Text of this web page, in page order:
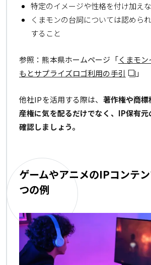
特定のイメージや性格を付け加え
くまモンの台詞については認めら
すること
参照：熊本県ホームページ「くまモン
もとサプライズロゴ利用の手引
」
他社IPを活用する際は、 著作権や商
産権に気を配るだけでなく、IP保有
確認しましょう。
ゲームやアニメのIPコンテ
つの例